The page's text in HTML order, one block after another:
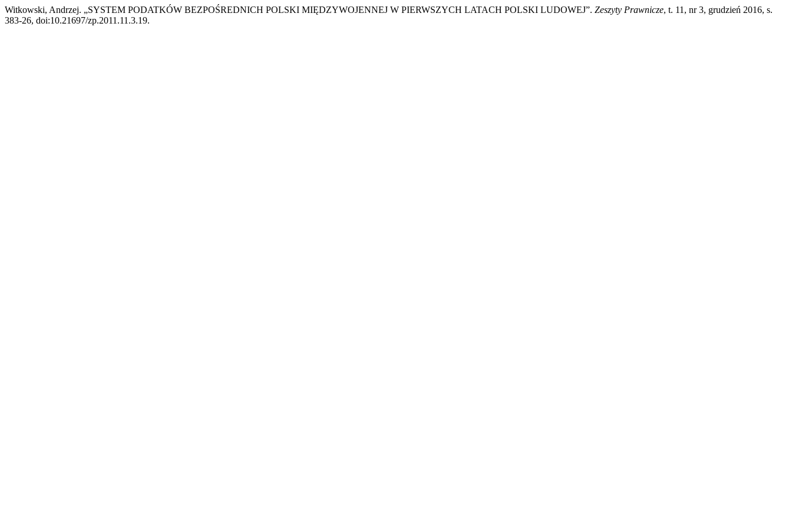
Witkowski, Andrzej. „SYSTEM PODATKÓW BEZPOŚREDNICH POLSKI MIĘDZYWOJENNEJ W PIERWSZYCH LATACH POLSKI LUDOWEJ”. Zeszyty Prawnicze, t. 11, nr 3, grudzień 2016, s.
383-26, doi:10.21697/zp.2011.11.3.19.